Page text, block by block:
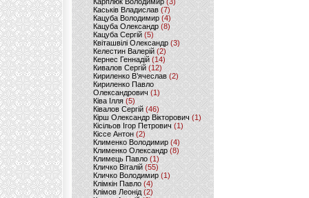
Каськів Владислав (7)
Кацуба Володимир (4)
Кацуба Олександр (8)
Кацуба Сергій (5)
Квіташвілі Олександр(3)
Келестин Валерій(2)
Кернес Геннадій (14)
Кивалов Сергій (12)
Кириленко В’ячеслав (2)
Кириленко Павло
Олександрович (1)
Ківа Ілля (5)
Ківалов Сергій(46)
Кірш Олександр Вікторович (1)
Кісільов Ігор Петрович (1)
Кіссе Антон (2)
Клименко Володимир(4)
Клименко Олександр (8)
Климець Павло (1)
Кличко Віталій(55)
Кличко Володимир (1)
Клімкін Павло (4)
Клімов Леонід(2)